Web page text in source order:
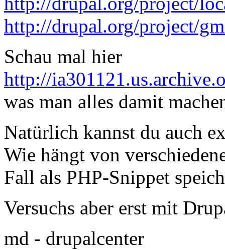
http://drupal.org/project/
Schau mal hier
http://
was man alles damit
Natürlich kannst du auch
Wie hängt von
Fall als PHP-Snippet
Versuchs aber erst mit
md - drupalcenter